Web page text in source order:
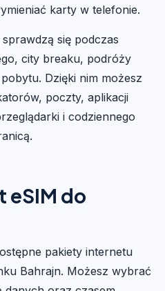
karty w telefonie.
się podczas
city breaku, podróży
Dzięki nim możesz
poczty, aplikacji
i codziennego
eSIM do
pakiety internetu
Bahrajn. Możesz wybrać